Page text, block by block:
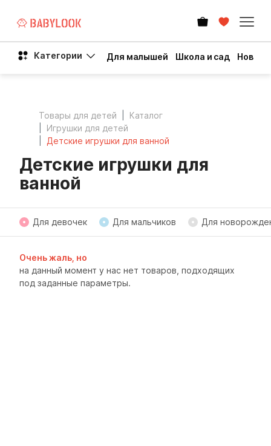
Категории Для малышей Школа и сад Новый
Товары для детей
Каталог
Игрушки для детей
Детские игрушки для ванной
Детские игрушки для
ванной
Для девочек Для мальчиков Для
Очень жаль, но
на данный момент у нас нет товаров, подходящих
под заданные параметры.